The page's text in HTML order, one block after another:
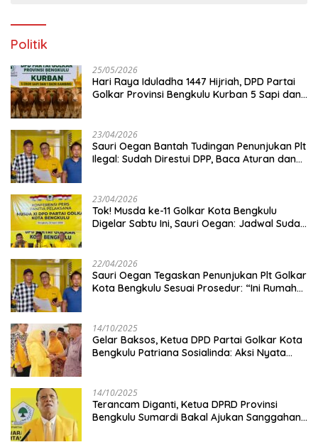
Politik
25/05/2026
Hari Raya Iduladha 1447 Hijriah, DPD Partai
Golkar Provinsi Bengkulu Kurban 5 Sapi dan 1
23/04/2026
Sauri Oegan Bantah Tudingan Penunjukan Plt
Ilegal: Sudah Direstui DPP, Baca Aturan dan
23/04/2026
‎Tok! Musda ke-11 Golkar Kota Bengkulu
Digelar Sabtu Ini, Sauri Oegan: Jadwal Sudah
22/04/2026
Sauri Oegan Tegaskan Penunjukan Plt Golkar
Kota Bengkulu Sesuai Prosedur: “Ini Rumah
14/10/2025
‎Gelar Baksos, Ketua DPD Partai Golkar Kota
Bengkulu Patriana Sosialinda: Aksi Nyata
14/10/2025
Terancam Diganti, Ketua DPRD Provinsi
Bengkulu Sumardi Bakal Ajukan Sanggahan